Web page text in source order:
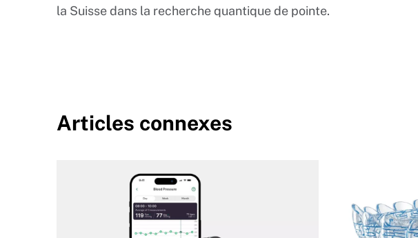
la Suisse dans la recherche quantique de pointe.
Articles connexes